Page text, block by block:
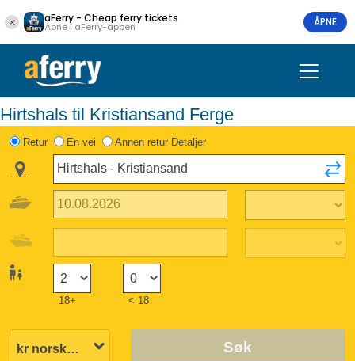
aFerry - Cheap ferry tickets
Åpne i aFerry-appen ÅPNE
Hirtshals til Kristiansand Ferge
Retur En vei Annen retur Detaljer
18+ < 18
Søk